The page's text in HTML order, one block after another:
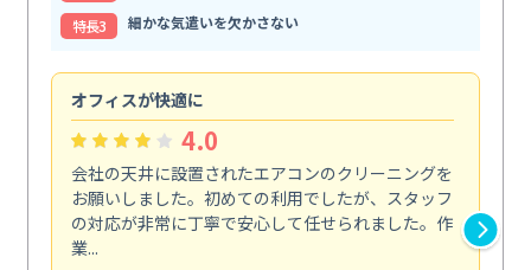
特⻑3
細かな気遣いを欠かさない
オフィスが快適に
4.0
会社の天井に設置されたエアコンのクリーニングを
お願いしました。初めての利用でしたが、スタッフ
の対応が非常に丁寧で安心して任せられました。作
業...